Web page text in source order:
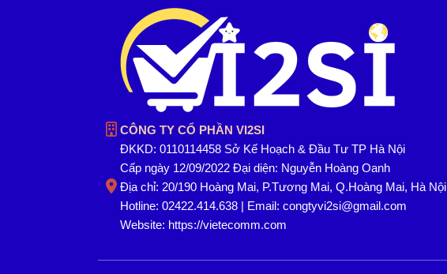
CÔNG TY CỔ PHẦN VI2SI
ĐKKD: 0110114458 Sở Kế Hoạch & Đầu Tư TP Hà Nội
Cấp ngày 12/09/2022 Đại diện: Nguyễn Hoàng Oanh
Địa chỉ: 20/190 Hoàng Mai, P.Tương Mai, Q.Hoàng Mai, Hà Nội
Hotline: 02422.414.638 | Email: congtyvi2si@gmail.com
Website: https://vietecomm.com